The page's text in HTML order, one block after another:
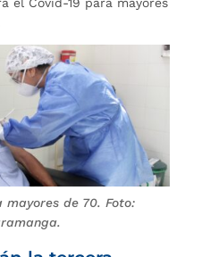
de 70. Foto: